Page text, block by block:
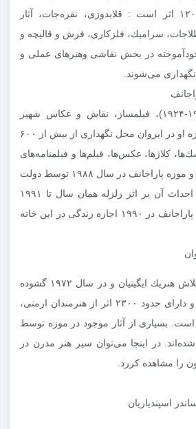
موزه شامل حدود ۱۲۰۰۰ اثر است : قلابدوزی، نقره‌جات، آثار
سرامیك، فلزكاری، فرش و قالیچه و
خودآموخته در بخش نقاشی‌ وهنرهای عملی و
می‌شوند.
سرگئی پاراجانف (۱۹۹۰-۱۹۲۴)، فیلمساز، نقاش و عكاس شهیر
ارمنی است. خانه و موزه او در ایروان محل نگهداری از بیش از ۶۰۰
كلاژها، عكس‌ها، فیلم‌ها و فیلمنامه‌های
اوست. طرح ایجاد خانه و موزه پاراجانف در سال ۱۹۸۸ توسط دولت
ارمنستان آغاز شد، اما احداث آن بر اثر زلزله همان سال تا ۱۹۹۱
بطول انجامید. اما مرگ پاراجانف در ۱۹۹۰ اجازه زندگی در این خانه
موزه هنرهای مدرن با تلاش هنریك ایگیتیان و در سال ۱۹۷۲ گشوده
شد. موزه در یك طبقه و دارای حدود ۲۳۰۰ اثر از هنرمندان ارمنی،
بسیاری از آثار موجود در موزه توسط
در اینجا می‌توان سیر هنر مدرن در
اسپندیاریان